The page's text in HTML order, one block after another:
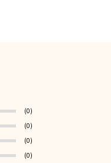
(0)
(0)
(0)
(0)